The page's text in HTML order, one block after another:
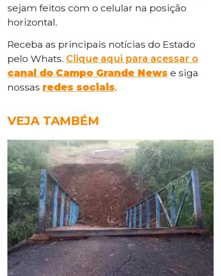
sejam feitos com o celular na posição
horizontal.
Receba as principais notícias do Estado
pelo Whats. Clique aqui para acessar o
canal do Campo Grande News e siga
nossas redes sociais.
VEJA TAMBÉM